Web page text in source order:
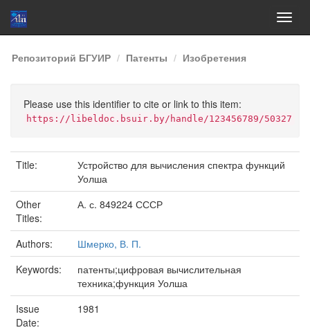
Skip
navigation
Репозиторий БГУИР Патенты Изобретения
Please use this identifier to cite or link to this item:
https://libeldoc.bsuir.by/handle/123456789/50327
Title:
Устройство для вычисления спектра функций
Уолша
Other
Titles:
А. с. 849224 СССР
Authors:
Шмерко, В. П.
Keywords:
патенты;цифровая вычислительная
техника;функция Уолша
Issue
Date:
1981